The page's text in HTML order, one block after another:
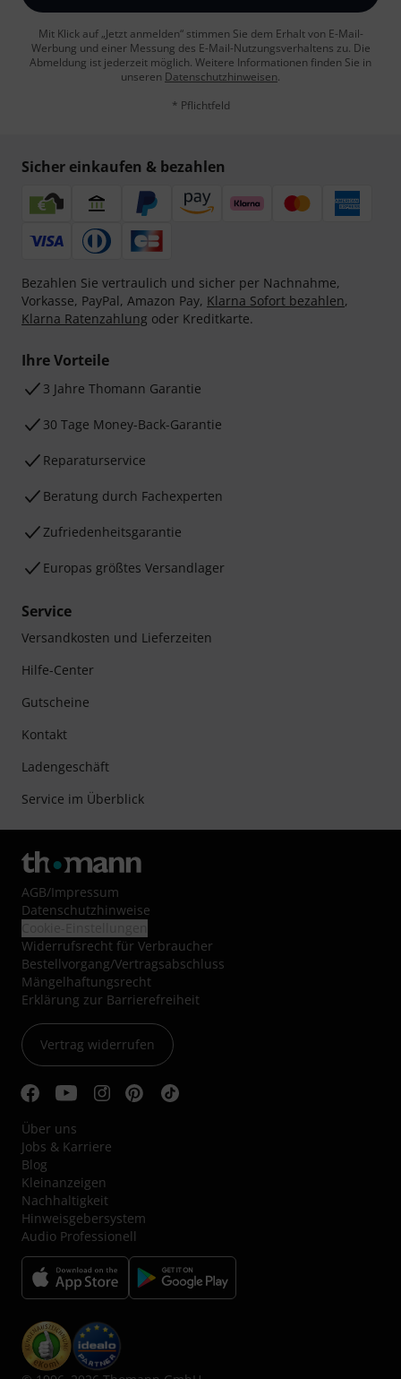
Mit Klick auf „Jetzt anmelden“ stimmen Sie dem Erhalt von E-Mail-
Werbung und einer Messung des E-Mail-Nutzungsverhaltens zu. Die
Abmeldung ist jederzeit möglich. Weitere Informationen finden Sie in
unseren Datenschutzhinweisen.
* Pflichtfeld
Sicher einkaufen & bezahlen
Bezahlen Sie vertraulich und sicher per Nachnahme,
Vorkasse, PayPal, Amazon Pay, Klarna Sofort bezahlen,
Klarna Ratenzahlung oder Kreditkarte.
Ihre Vorteile
3 Jahre Thomann Garantie
30 Tage Money-Back-Garantie
Reparaturservice
Beratung durch Fachexperten
Zufriedenheitsgarantie
Europas größtes Versandlager
Service
Versandkosten und Lieferzeiten
Hilfe-Center
Gutscheine
Kontakt
Ladengeschäft
Service im Überblick
AGB/Impressum
Datenschutzhinweise
Widerrufsrecht für Verbraucher
Bestellvorgang/Vertragsabschluss
Mängelhaftungsrecht
Erklärung zur Barrierefreiheit
Vertrag widerrufen
Über uns
Jobs & Karriere
Blog
Kleinanzeigen
Nachhaltigkeit
Hinweisgebersystem
Audio Professionell